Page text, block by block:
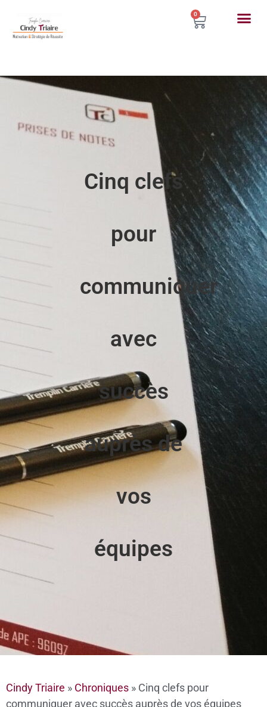
0
Cinq clefs
pour
communiquer
avec
succès
auprès de
vos
équipes
Cindy Triaire » Chroniques » Cinq clefs pour
communiquer avec succès auprès de vos équipes